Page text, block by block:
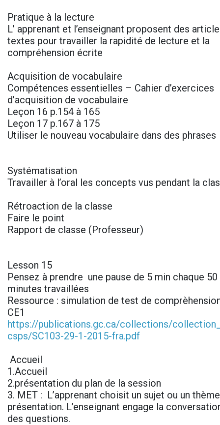
Pratique à la lecture
L’ apprenant et l’enseignant proposent des
textes pour travailler la rapidité de lecture et la
compréhension écrite
Acquisition de vocabulaire
Compétences essentielles – Cahier d’exercices
d’acquisition de vocabulaire
Leçon 16 p.154 à 165
Leçon 17 p.167 à 175
Utiliser le nouveau vocabulaire dans des phrases
Systématisation
Travailler à l’oral les concepts vus pendant la
Rétroaction de la classe
Faire le point
Rapport de classe (Professeur)
Lesson 15
Pensez à prendre une pause de 5 min chaque 50
minutes travaillées
Ressource : simulation de test de
CE1
https://publications.gc.ca/collections/
csps/SC103-29-1-2015-fra.pdf
Accueil
1.Accueil
2.présentation du plan de la session
3. MET : L’apprenant choisit un sujet ou un
présentation. L’enseignant engage la
des questions.